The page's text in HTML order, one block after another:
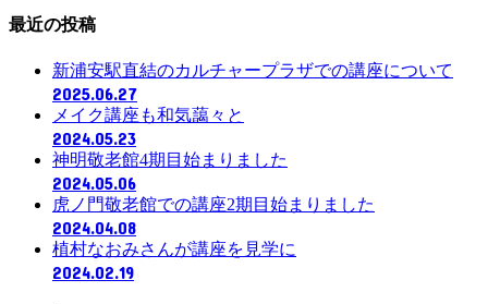
最近の投稿
新浦安駅直結のカルチャープラザでの講座について
2025.06.27
メイク講座も和気藹々と
2024.05.23
神明敬老館4期目始まりました
2024.05.06
虎ノ門敬老館での講座2期目始まりました
2024.04.08
植村なおみさんが講座を見学に
2024.02.19